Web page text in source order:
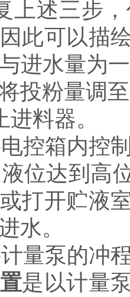
述三步，
此可以描
进水量为
投粉量调
料器。
箱内控制
达到高位
打开贮液
水。
泵的冲程
是以计量